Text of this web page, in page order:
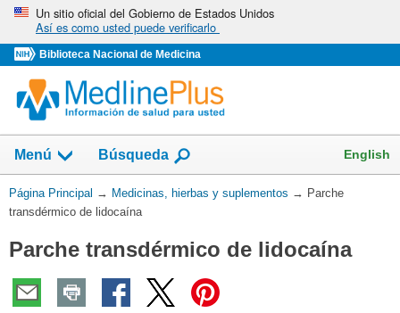
Omita
vaya
al
Contenido
Un sitio oficial del Gobierno de Estados Unidos
Así es como usted puede verificarlo
Biblioteca Nacional de Medicina
Menú
Mostrar
campo
de
Búsqueda English
Usted
está
Página Principal → Medicinas, hierbas y suplementos → Parche
transdérmico de lidocaína
Parche transdérmico de lidocaína